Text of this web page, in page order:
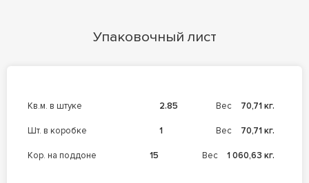
Упаковочный лист
кв.м. в штуке 2.85 Вес 70,71 кг.
шт. в коробке 1 Вес 70,71 кг.
кор. на поддоне 15 Вес 1 060,63 кг.